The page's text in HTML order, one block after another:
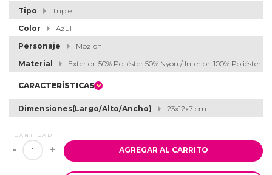
Tipo
Triple
Color
Azul
Personaje
Mozioni
Material
Exterior: 50% Poliéster 50% Nyon / Interior: 100% Poliéster
CARACTERÍSTICAS
Dimensiones(Largo/Alto/Ancho) 23x12x7 cm
CANTIDAD
- + AGREGAR AL CARRITO